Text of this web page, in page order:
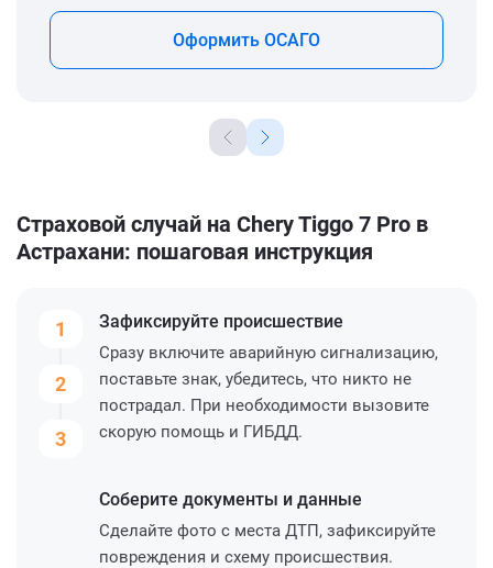
Оформить ОСАГО
Страховой случай на Chery Tiggo 7 Pro в
Астрахани: пошаговая инструкция
1
2
3
Зафиксируйте происшествие
Сразу включите аварийную сигнализацию,
поставьте знак, убедитесь, что никто не
пострадал. При необходимости вызовите
скорую помощь и ГИБДД.
Соберите документы и данные
Сделайте фото с места ДТП, зафиксируйте
повреждения и схему происшествия.